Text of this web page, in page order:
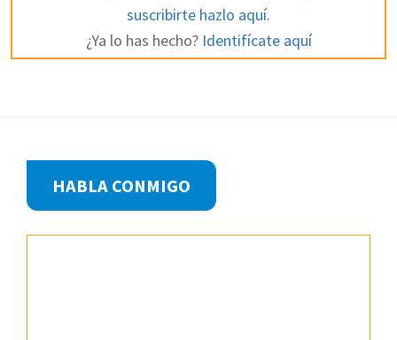
suscribirte hazlo aquí.
¿Ya lo has hecho? Identifícate aquí
FooterHABLA CONMIGO